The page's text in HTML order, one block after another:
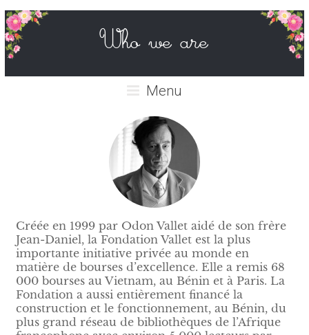
Who we are
Menu
Créée en 1999 par Odon Vallet aidé de son frère
Jean-Daniel, la Fondation Vallet est la plus
importante initiative privée au monde en
matière de bourses d’excellence. Elle a remis 68
000 bourses au Vietnam, au Bénin et à Paris. La
Fondation a aussi entièrement financé la
construction et le fonctionnement, au Bénin, du
plus grand réseau de bibliothèques de l’Afrique